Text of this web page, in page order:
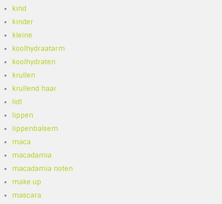
kind
kinder
kleine
koolhydraatarm
koolhydraten
krullen
krullend haar
lidl
lippen
lippenbalsem
maca
macadamia
macadamia noten
make up
mascara